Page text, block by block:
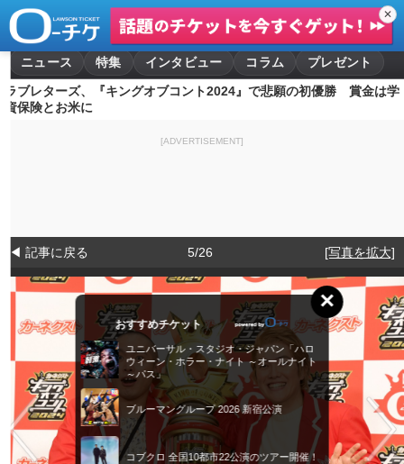
✕
ニュース 特集 インタビュー コラム
プレゼント
ラブレターズ、『キングオブコント2024』で悲願の初優勝 賞金は学
資保険とお米に
[ADVERTISEMENT]
◀ 記事に戻る 5/26 [写真を拡大]
×
おすすめチケット
ユニバーサル・スタジオ・ジャパン「ハロ
ウィーン・ホラー・ナイト ～オールナイト
～パス」
ブルーマングループ 2026 新宿公演
コブクロ 全国10都市22公演のツアー開催！